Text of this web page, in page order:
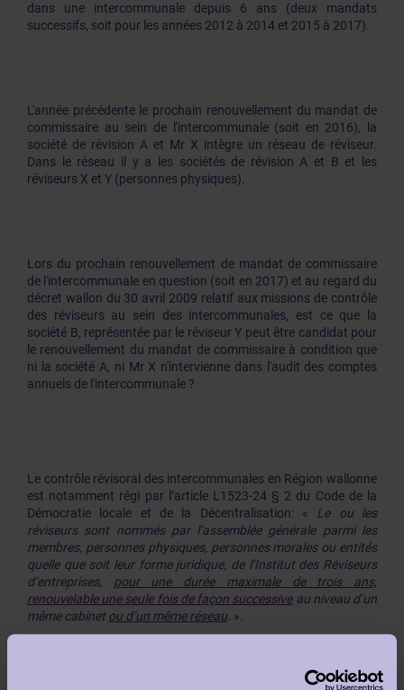
dans une intercommunale depuis 6 ans (deux mandats
successifs, soit pour les années 2012 à 2014 et 2015 à 2017).
L'année précédente le prochain renouvellement du mandat de
commissaire au sein de l'intercommunale (soit en 2016), la
société de révision A et Mr X intègre un réseau de réviseur.
Dans le réseau il y a les sociétés de révision A et B et les
réviseurs X et Y (personnes physiques).
Lors du prochain renouvellement de mandat de commissaire
de l'intercommunale en question (soit en 2017) et au regard du
décret wallon du 30 avril 2009 relatif aux missions de contrôle
des réviseurs au sein des intercommunales, est ce que la
société B, représentée par le réviseur Y peut être candidat pour
le renouvellement du mandat de commissaire à condition que
ni la société A, ni Mr X n'intervienne dans l'audit des comptes
annuels de l'intercommunale ?
Le contrôle révisoral des intercommunales en Région wallonne
est notamment régi par l’article L1523-24 § 2 du Code de la
Démocratie locale et de la Décentralisation: « Le ou les
réviseurs sont nommés par l’assemblée générale parmi les
membres, personnes physiques, personnes morales ou entités
quelle que soit leur forme juridique, de l’Institut des Réviseurs
d’entreprises, pour une durée maximale de trois ans,
renouvelable une seule fois de façon successiveau niveau d’un
même cabinet ou d’un même réseau ».